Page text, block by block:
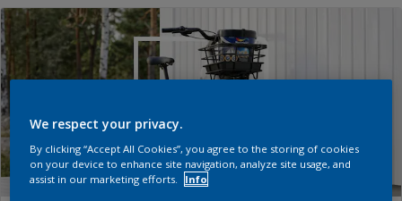
We respect your privacy.
By clicking “Accept All Cookies”, you agree to the storing of cookies
on your device to enhance site navigation, analyze site usage, and
assist in our marketing efforts.
Info